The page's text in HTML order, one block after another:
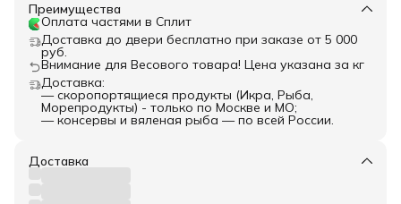
Преимущества
Оплата частями в Сплит
Доставка до двери бесплатно при заказе от 5 000
руб.
Внимание для Весового товара! Цена указана за кг
Доставка:
— скоропортящиеся продукты (Икра, Рыба,
Морепродукты) - только по Москве и МО;
— консервы и вяленая рыба — по всей России.
Доставка